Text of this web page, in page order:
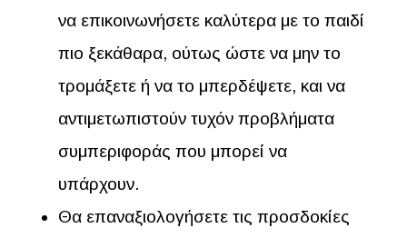
να επικοινωνήσετε καλύτερα με το παιδί
πιο ξεκάθαρα, ούτως ώστε να μην το
τρομάξετε ή να το μπερδέψετε, και να
αντιμετωπιστούν τυχόν προβλήματα
συμπεριφοράς που μπορεί να
υπάρχουν.
Θα επαναξιολογήσετε τις προσδοκίες